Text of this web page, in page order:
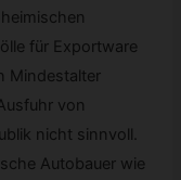
für Exportware
Mindestalter
von
nicht sinnvoll.
Autobauer wie